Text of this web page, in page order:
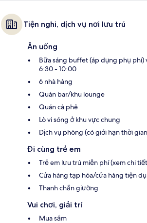
Tiện nghi, dịch vụ nơi lưu trú
Ăn uống
Bữa sáng buffet (áp dụng phụ phí)
6:30 - 10:00
6 nhà hàng
Quán bar/khu lounge
Quán cà phê
Lò vi sóng ở khu vực chung
Dịch vụ phòng (có giới hạn thời
Đi cùng trẻ em
Trẻ em lưu trú miễn phí (xem chi
Cửa hàng tạp hóa/cửa hàng tiện
Thanh chắn giường
Vui chơi, giải trí
Mua sắm